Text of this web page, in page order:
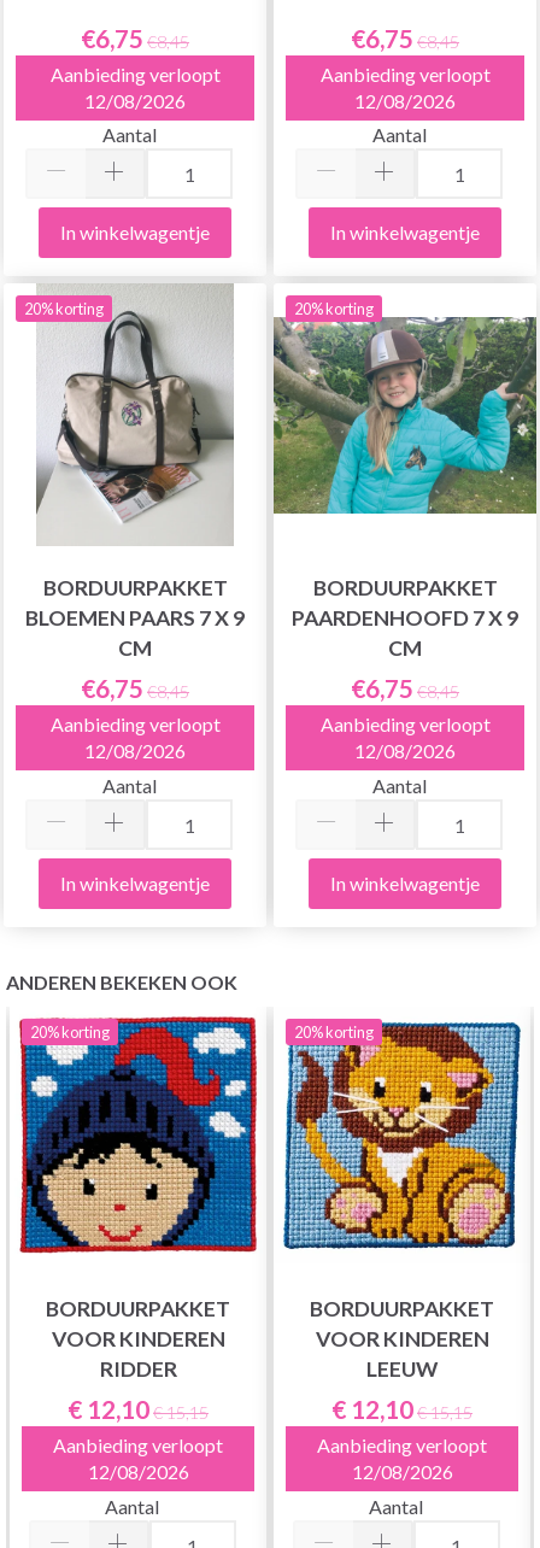
€6,75 €8,45
Aanbieding verloopt
12/08/2026
Aantal
In winkelwagentje
€6,75 €8,45
Aanbieding verloopt
12/08/2026
Aantal
In winkelwagentje
20% korting
BORDUURPAKKET
BLOEMEN PAARS 7 X 9
CM
€6,75 €8,45
Aanbieding verloopt
12/08/2026
Aantal
In winkelwagentje
20% korting
BORDUURPAKKET
PAARDENHOOFD 7 X 9
CM
€6,75 €8,45
Aanbieding verloopt
12/08/2026
Aantal
In winkelwagentje
ANDEREN BEKEKEN OOK
20%korting
BORDUURPAKKET
VOOR KINDEREN
RIDDER
€ 12,10€ 15,15
Aanbieding verloopt
12/08/2026
Aantal
20%korting
BORDUURPAKKET
VOOR KINDEREN
LEEUW
€ 12,10€ 15,15
Aanbieding verloopt
12/08/2026
Aantal